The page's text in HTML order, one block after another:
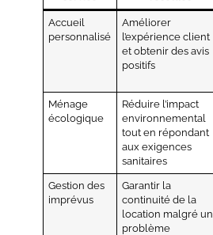
Accueil
personnalisé
Améliorer
l’expérience client
et obtenir des avis
positifs
Ménage
écologique
Réduire l’impact
environnemental
tout en répondant
aux exigences
sanitaires
Gestion des
imprévus
Garantir la
continuité de la
location malgré un
problème